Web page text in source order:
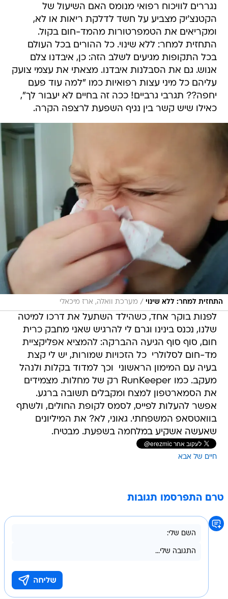
נגררים לוויכוח רפואי מנומס האם השיעול של
הקטנצ'יק מצביע על חשד לדלקת ריאות או לא,
ומקריאים את הטמפרטורות מהמד-חום בקול.
התחזית למחר: ללא שינוי. כל ההורים בכל העולם
בכל התקופות מגיעים לשלב הזה: כן, איבדנו צלם
אנוש. גם את הסבלנות איבדנו. מצאתי את עצמי צועק
עליהם כל מיני עצות רפואיות כמו "למה עוד פעם
יחפה?? תגרבי גרביים! ככה זה בחיים לא יעבור לך",
כאילו שיש קשר בין נגיף השפעת לרצפה הקרה.
התחזית למחר: ללא שינוי / מערכת וואלה, ארז מיכאלי
לפנות בוקר אחד, כשהילד השתעל את דרכו למיטה
שלנו, נכנס בינינו וגרם לי להרגיש שאני מחבק כרית
חום, סוף סוף הגיעה ההברקה: להמציא אפליקציית
מד-חום לסלולרי  כל הזכויות שמורות, יש לי קצת
בעיה עם המימון הראשוני  וכך למדוד בקלות ולנהל
מעקב. כמו RunKeeper רק של מחלות. מצמידים
את הסמארטפון למצח ומקבלים תשובה ברגע.
אפשר להעלות לפייס, לסמס לקופת החולים, ולשתף
בוואטסאפ המשפחתי. גאוני, לא? את המיליונים
שאעשה אשקיע במלחמה בשפעת. מבטיח.
חיים של אבא
טרם התפרסמו תגובות